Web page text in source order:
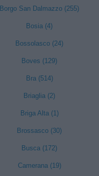
Borgo San Dalmazzo (255)
Bosia (4)
Bossolasco (24)
Boves (129)
Bra (514)
Briaglia (2)
Briga Alta (1)
Brossasco (30)
Busca (172)
Camerana (19)